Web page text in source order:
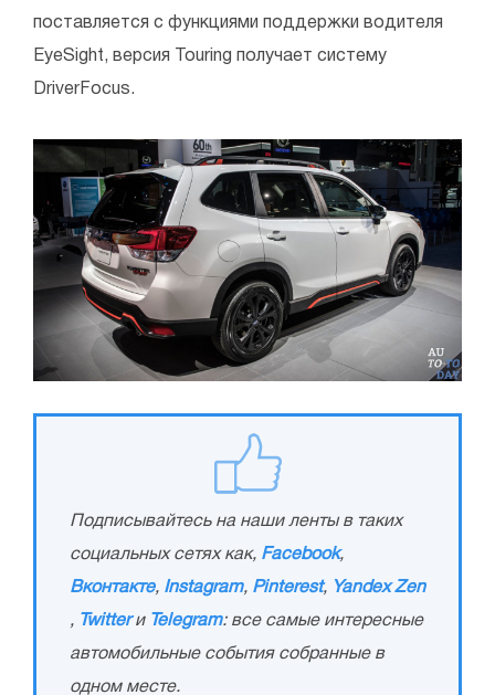
поставляется с функциями поддержки водителя
EyeSight, версия Touring получает систему
DriverFocus.
Подписывайтесь на наши ленты в таких
социальных сетях как, Facebook,
Вконтакте, Instagram, Pinterest, Yandex Zen
, Twitterи Telegram: все самые интересные
автомобильные события собранные в
одном месте.